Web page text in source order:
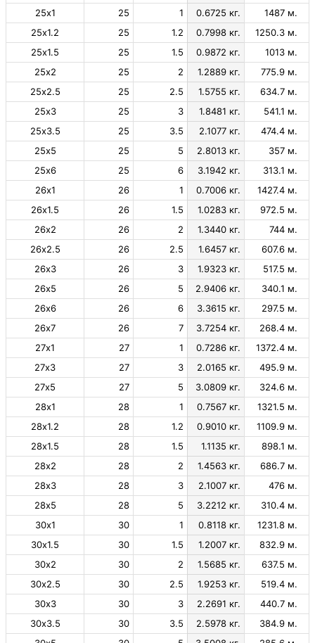
25х1
25 1 0.6725 кг.
1487 м.
25х1.2
25 1.2 0.7998 кг.
1250.3 м.
25х1.5
25 1.5 0.9872 кг.
1013 м.
25х2
25 2 1.2889 кг.
775.9 м.
25х2.5
25 2.5 1.5755 кг.
634.7 м.
25х3
25 3 1.8481 кг.
541.1 м.
25х3.5
25 3.5 2.1077 кг.
474.4 м.
25х5
25 5 2.8013 кг.
357 м.
25х6
25 6 3.1942 кг.
313.1 м.
26х1
26 1 0.7006 кг.
1427.4 м.
26х1.5
26 1.5 1.0283 кг.
972.5 м.
26х2
26 2 1.3440 кг.
744 м.
26х2.5
26 2.5 1.6457 кг.
607.6 м.
26х3
26 3 1.9323 кг.
517.5 м.
26х5
26 5 2.9406 кг.
340.1 м.
26х6
26 6 3.3615 кг.
297.5 м.
26х7
26 7 3.7254 кг.
268.4 м.
27х1
27 1 0.7286 кг.
1372.4 м.
27х3
27 3 2.0165 кг.
495.9 м.
27х5
27 5 3.0809 кг.
324.6 м.
28х1
28 1 0.7567 кг.
1321.5 м.
28х1.2
28 1.2 0.9010 кг.
1109.9 м.
28х1.5
28 1.5 1.1135 кг.
898.1 м.
28х2
28 2 1.4563 кг.
686.7 м.
28х3
28 3 2.1007 кг.
476 м.
28х5
28 5 3.2212 кг.
310.4 м.
30х1
30 1 0.8118 кг.
1231.8 м.
30х1.5
30 1.5 1.2007 кг.
832.9 м.
30х2
30 2 1.5685 кг.
637.5 м.
30х2.5
30 2.5 1.9253 кг.
519.4 м.
30х3
30 3 2.2691 кг.
440.7 м.
30х3.5
30 3.5 2.5978 кг.
384.9 м.